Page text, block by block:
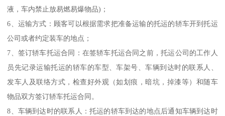
液，车内禁止放易燃易爆物品)；
6、运输方式：顾客可以根据需求把准备运输的托运的轿车开到托运
公司或者约定装车的地点；
7、签订轿车托运合同：在签轿车托运合同之前，托运公司的工作人
员先记录运输托运的轿车的车型、车架号、车辆到达时的联系人、
发车人及联络方式，检查好外观（如划痕，暗坑，掉漆等）和随车
物品双方签订轿车托运合同。
8、车辆到达时的联系人：托运的轿车到达的地点后通知车辆到达时